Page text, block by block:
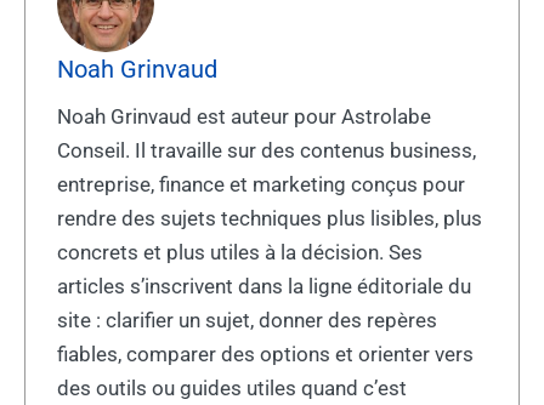
Noah Grinvaud
Noah Grinvaud est auteur pour Astrolabe
Conseil. Il travaille sur des contenus business,
entreprise, finance et marketing conçus pour
rendre des sujets techniques plus lisibles, plus
concrets et plus utiles à la décision. Ses
articles s’inscrivent dans la ligne éditoriale du
site : clarifier un sujet, donner des repères
fiables, comparer des options et orienter vers
des outils ou guides utiles quand c’est